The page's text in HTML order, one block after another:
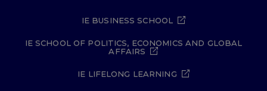
IE BUSINESS SCHOOL
IE SCHOOL OF POLITICS, ECONOMICS AND GLOBAL
AFFAIRS
IE LIFELONG LEARNING